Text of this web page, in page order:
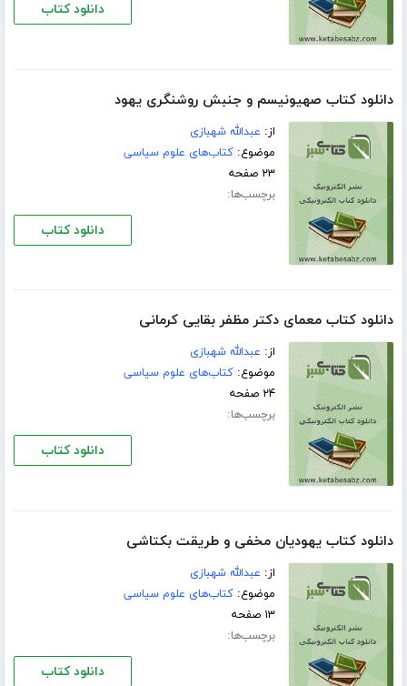
دانلود کتاب
دانلود کتاب صهیونیسم و جنبش روشنگری یهود
از: عبدالله شهبازی
موضوع:کتاب‌های علوم سیاسی
۲۳ صفحه
برچسب‌ها:
دانلود کتاب
دانلود کتاب معمای دکتر مظفر بقایی کرمانی
از: عبدالله شهبازی
موضوع:کتاب‌های علوم سیاسی
۲۴ صفحه
برچسب‌ها:
دانلود کتاب
دانلود کتاب یهودیان مخفی و طریقت بکتاشی
از: عبدالله شهبازی
موضوع:کتاب‌های علوم سیاسی
۱۳ صفحه
برچسب‌ها:
دانلود کتاب